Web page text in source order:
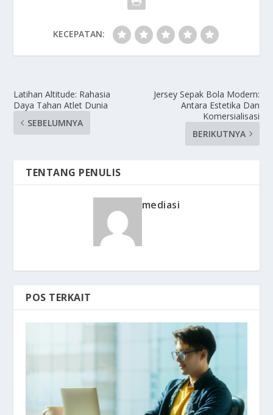
KECEPATAN:
Latihan Altitude: Rahasia
Daya Tahan Atlet Dunia
SEBELUMNYA
Jersey Sepak Bola Modern:
Antara Estetika Dan
Komersialisasi
BERIKUTNYA
TENTANG PENULIS
mediasi
POS TERKAIT